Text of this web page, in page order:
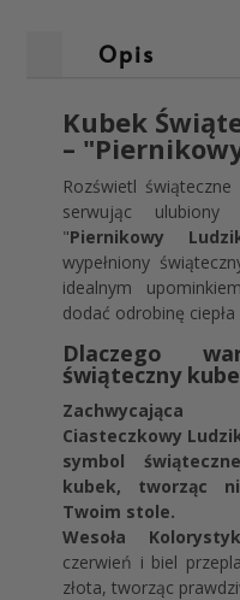
Opis
Kubek
–
Rozświetl
serwując
"Piernikowy
wypełniony
idealnym
dodać odrobinę
Dlaczego
świąteczny
Zachwycająca
Ciasteczkowy
symbol
kubek, tworząc
Twoim stole.
Wesoła
czerwień i biel
złota, tworząc